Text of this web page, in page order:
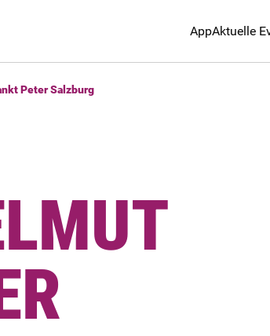
AppAktuelle
Peter Salzburg